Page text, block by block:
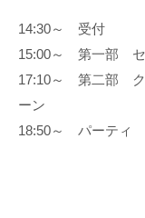
14:30～ 受付
15:00～ 第一部 セ
17:10～ 第二部 ク
ーン
18:50～ パーティ